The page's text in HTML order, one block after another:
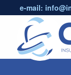
e-mail: